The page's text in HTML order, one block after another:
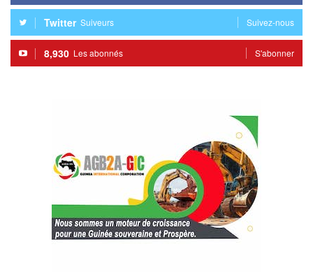
Twitter Suiveurs Suivez-nous
8,930 Les abonnés S'abonner